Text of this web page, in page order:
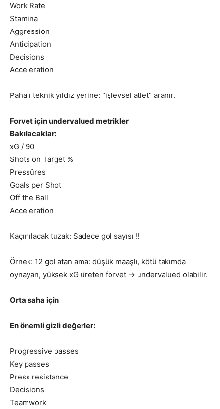
Work Rate
Stamina
Aggression
Anticipation
Decisions
Acceleration
Pahalı teknik yıldız yerine: “işlevsel atlet” aranır.
Forvet için undervalued metrikler
Bakılacaklar:
xG / 90
Shots on Target %
Pressüres
Goals per Shot
Off the Ball
Acceleration
Kaçınılacak tuzak: Sadece gol sayısı !!
Örnek: 12 gol atan ama: düşük maaşlı, kötü takımda
oynayan, yüksek xG üreten forvet → undervalued olabilir.
Orta saha için
En önemli gizli değerler:
Progressive passes
Key passes
Press resistance
Decisions
Teamwork